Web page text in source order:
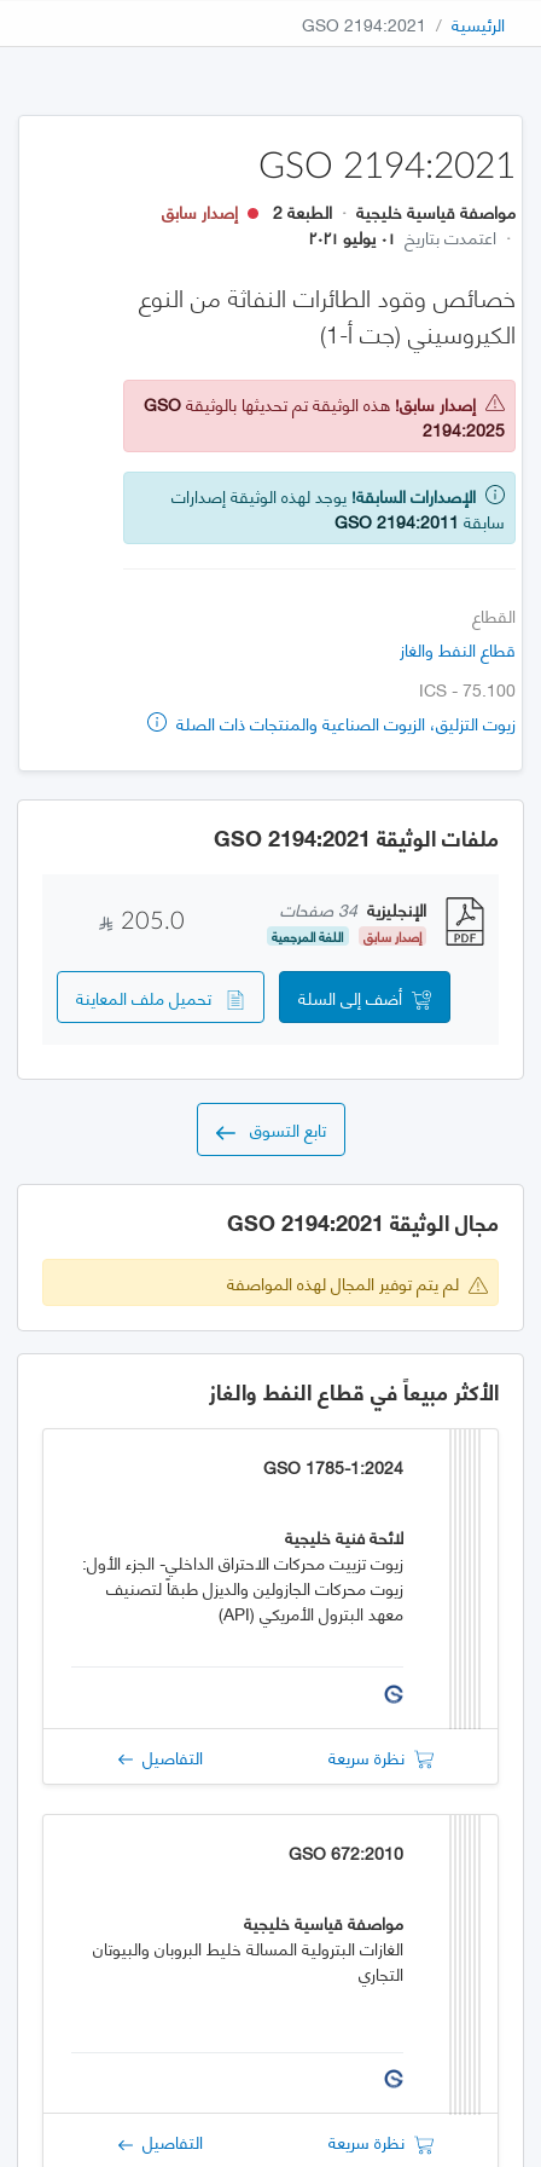
الرئيسية GSO 2194:2021
GSO 2194:2021
مواصفة قياسية خليجية · الطبعة 2
إصدار سابق
· اعتمدت بتاريخ ٠١ يوليو ٢٠٢١
خصائص وقود الطائرات النفاثة من النوع
الكيروسيني (جت أ-1)
إصدار سابق! هذه الوثيقة تم تحديثها بالوثيقةGSO
2194:2025
الإصدارات السابقة! يوجد لهذه الوثيقة إصدارات
سابقة GSO 2194:2011
القطاع
قطاع النفط والغاز
ICS - 75.100
زيوت التزليق، الزيوت الصناعية والمنتجات ذات الصلة
ملفات الوثيقة GSO 2194:2021
الإنجليزية 34 صفحات
إصدار سابق اللغة المرجعية
205.0
أضف إلى السلة تحميل ملف المعاينة
تابع التسوق
مجال الوثيقة GSO 2194:2021
لم يتم توفير المجال لهذه المواصفة
الأكثر مبيعاً في قطاع النفط والغاز
GSO 1785-1:2024
لائحة فنية خليجية
زيوت تزييت محركات الاحتراق الداخلي- الجزء الأول:
زيوت محركات الجازولين والديزل طبقاً لتصنيف
معهد البترول الأمريكي (API)
نظرة سريعة التفاصيل
GSO 672:2010
مواصفة قياسية خليجية
الغازات البترولية المسالة خليط البروبان والبيوتان
التجاري
نظرة سريعة التفاصيل